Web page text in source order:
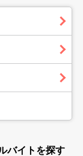
バイトを探す